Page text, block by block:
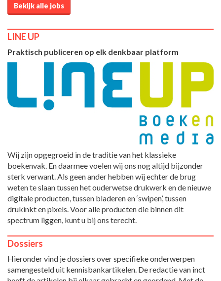
Bekijk alle jobs
LINE UP
Praktisch publiceren op elk denkbaar platform
Wij zijn opgegroeid in de traditie van het klassieke
boekenvak. En daarmee voelen wij ons nog altijd bijzonder
sterk verwant. Als geen ander hebben wij echter de brug
weten te slaan tussen het ouderwetse drukwerk en de nieuwe
digitale producten, tussen bladeren en ‘swipen’, tussen
drukinkt en pixels. Voor alle producten die binnen dit
spectrum liggen, kunt u bij ons terecht.
Dossiers
Hieronder vind je dossiers over specifieke onderwerpen
samengesteld uit kennisbankartikelen. De redactie van inct